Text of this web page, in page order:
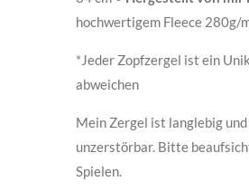
hochwertigem Fleece 280g/
*Jeder Zopfzergel ist ein
abweichen
Mein Zergel ist langlebig
unzerstörbar. Bitte
Spielen.